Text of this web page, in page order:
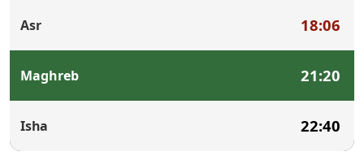
Asr 18:06
Maghreb 21:20
Isha 22:40